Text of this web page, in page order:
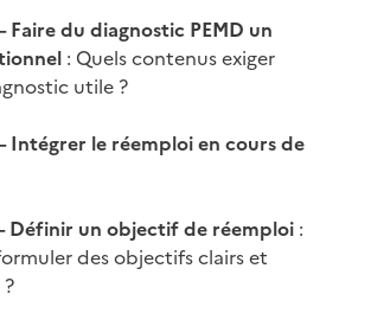
Faire du diagnostic PEMD un
: Quels contenus exiger
utile ?
Intégrer le réemploi en cours de
Définir un objectif de réemploi :
des objectifs clairs et